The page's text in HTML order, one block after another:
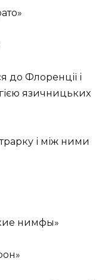
до Флоренції і
язичницьких
і між ними
нимфы»